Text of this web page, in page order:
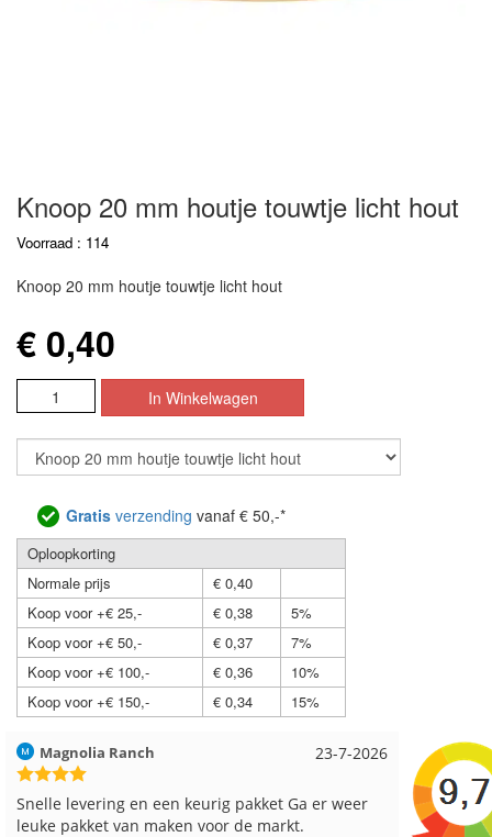
Knoop 20 mm houtje touwtje licht hout
Voorraad : 114
Knoop 20 mm houtje touwtje licht hout
€ 0,40
Gratis verzending vanaf € 50,-*
Oploopkorting
Normale prijs
€ 0,40
Koop voor +€ 25,-
€ 0,38
5%
Koop voor +€ 50,-
€ 0,37
7%
Koop voor +€ 100,-
€ 0,36
10%
Koop voor +€ 150,-
€ 0,34 15%
17-7-2026
Hilde uit Loyers
Reeds meerdere keren breigaren en breinaalden
besteld, altijd heel tevreden over de service.
Loes uit
Snelle